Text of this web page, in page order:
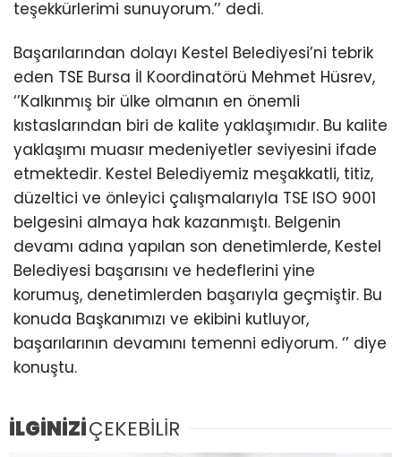
teşekkürlerimi sunuyorum.’’ dedi.
Başarılarından dolayı Kestel Belediyesi’ni tebrik
eden TSE Bursa İl Koordinatörü Mehmet Hüsrev,
‘’Kalkınmış bir ülke olmanın en önemli
kıstaslarından biri de kalite yaklaşımıdır. Bu kalite
yaklaşımı muasır medeniyetler seviyesini ifade
etmektedir. Kestel Belediyemiz meşakkatli, titiz,
düzeltici ve önleyici çalışmalarıyla TSE ISO 9001
belgesini almaya hak kazanmıştı. Belgenin
devamı adına yapılan son denetimlerde, Kestel
Belediyesi başarısını ve hedeflerini yine
korumuş, denetimlerden başarıyla geçmiştir. Bu
konuda Başkanımızı ve ekibini kutluyor,
başarılarının devamını temenni ediyorum. ‘’ diye
konuştu.
İLGİNİZİÇEKEBİLİR